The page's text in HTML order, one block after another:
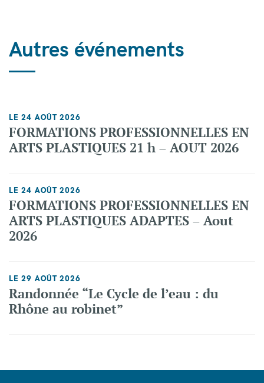
Autres événements
LE 24 AOÛT 2026
FORMATIONS PROFESSIONNELLES EN
ARTS PLASTIQUES 21 h – AOUT 2026
LE 24 AOÛT 2026
FORMATIONS PROFESSIONNELLES EN
ARTS PLASTIQUES ADAPTES – Aout
2026
LE 29 AOÛT 2026
Randonnée “Le Cycle de l’eau : du
Rhône au robinet”